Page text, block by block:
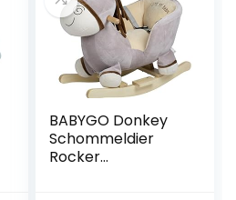
BABYGO Donkey
Schommeldier
Rocker